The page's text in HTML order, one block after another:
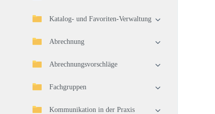
Katalog- und Favoriten-Verwaltung
Abrechnung
Abrechnungsvorschläge
Fachgruppen
Kommunikation in der Praxis